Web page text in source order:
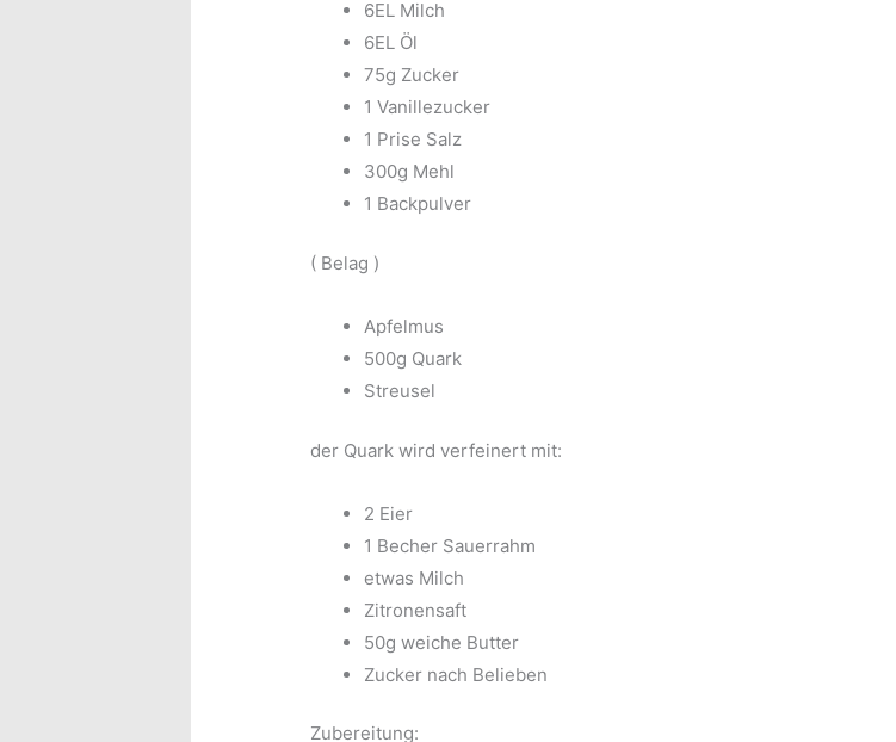
6EL Milch
6EL Öl
75g Zucker
1 Vanillezucker
1 Prise Salz
300g Mehl
1 Backpulver
( Belag )
Apfelmus
500g Quark
Streusel
der Quark wird verfeinert mit:
2 Eier
1 Becher Sauerrahm
etwas Milch
Zitronensaft
50g weiche Butter
Zucker nach Belieben
Zubereitung: